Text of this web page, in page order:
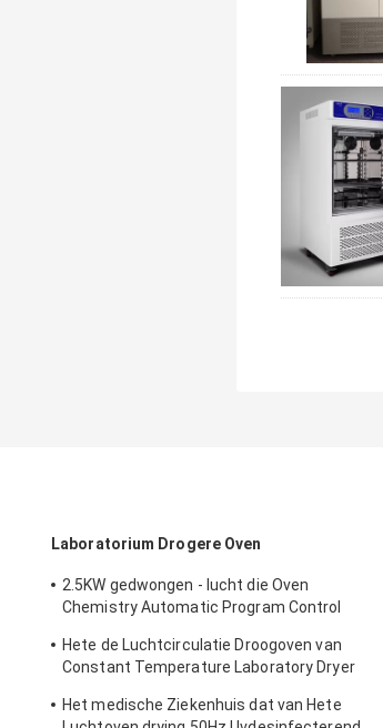
Laboratorium Drogere Oven
2.5KW gedwongen - lucht die Oven
Chemistry Automatic Program Control
Hete de Luchtcirculatie Droogoven van
Constant Temperature Laboratory Dryer
Het medische Ziekenhuis dat van Hete